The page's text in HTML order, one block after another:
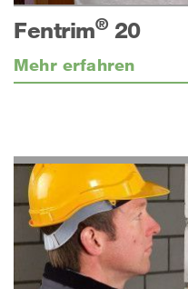
Fentrim®20
Mehr erfahren